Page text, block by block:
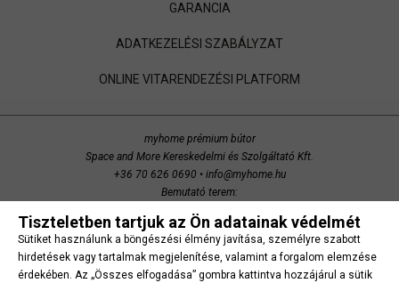
Tiszteletben tartjuk az Ön adatainak védelmét
Sütiket használunk a böngészési élmény javítása, személyre szabott
hirdetések vagy tartalmak megjelenítése, valamint a forgalom elemzése
érdekében. Az „Összes elfogadása” gombra kattintva hozzájárul a sütik
GARANCIA
ADATKEZELÉSI SZABÁLYZAT
ONLINE VITARENDEZÉSI PLATFORM
myhome prémium bútor
Space and More Kereskedelmi és Szolgáltató Kft.
+36 70 626 0690 • info@myhome.hu
Bemutató terem:
copyright 2014 Space and More. minden jog fenntartva.
Süti beállítások